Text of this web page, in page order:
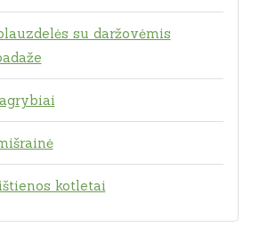
su daržovėmis
kotletai